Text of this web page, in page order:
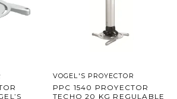
VOGEL'S PROYECTOR
PPC 1540 PROYECTOR
TECHO 20 KG REGULABLE